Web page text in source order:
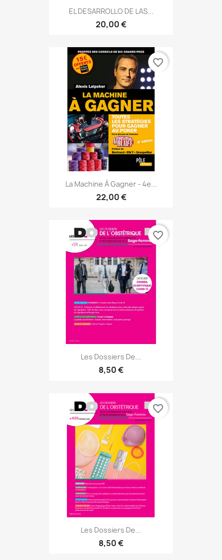
EL DESARROLLO DE LAS...
20,00 €
La Machine À Gagner - 4e...
22,00 €
favorite_border
Les Dossiers De...
8,50 €
favorite_border
Les Dossiers De...
8,50 €
favorite_border